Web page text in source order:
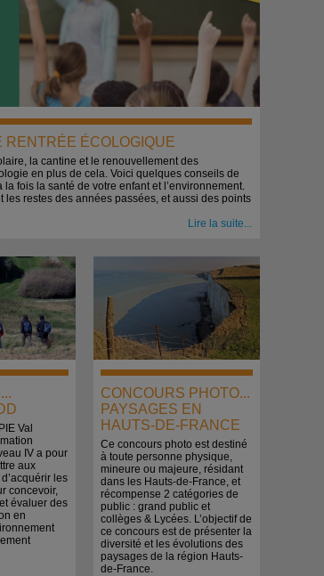
RENTRÉE ÉCOLOGIQUE
la cantine et le renouvellement des
en plus de cela. Voici quelques conseils de
fois la santé de votre enfant et l’environnement.
restes des années passées, et aussi des points
Lire la suite...
Val
IV a pour
aux
les
concevoir,
évaluer des
en
CONCOURS PHOTO...
PAYSAGES EN
HAUTS-DE-FRANCE
Ce concours photo est destiné
à toute personne physique,
mineure ou majeure, résidant
dans les Hauts-de-France, et
récompense 2 catégories de
public : grand public et
collèges & Lycées. L’objectif de
ce concours est de présenter la
diversité et les évolutions des
paysages de la région Hauts-
de-France.